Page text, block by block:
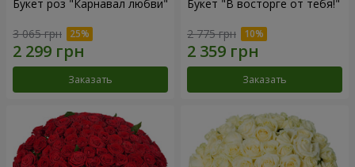
Букет роз "Карнавал любви"
3 065 грн
Заказать
Букет "В восторге от тебя!"
2 775 грн
Заказать